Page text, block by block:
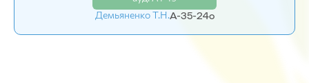
Демьяненко Т.Н.А-35-24o